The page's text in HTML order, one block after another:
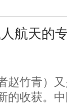
航天的
赵竹青）
的收获。